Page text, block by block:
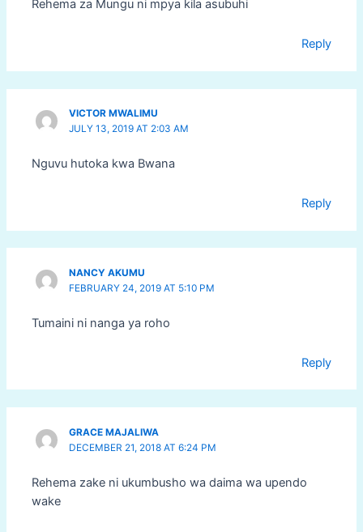
Rehema za Mungu ni mpya kila asubuhi
Reply
VICTOR MWALIMU
JULY 13, 2019 AT 2:03 AM
Nguvu hutoka kwa Bwana
Reply
NANCY AKUMU
FEBRUARY 24, 2019 AT 5:10 PM
Tumaini ni nanga ya roho
Reply
GRACE MAJALIWA
DECEMBER 21, 2018 AT 6:24 PM
Rehema zake ni ukumbusho wa daima wa upendo
wake